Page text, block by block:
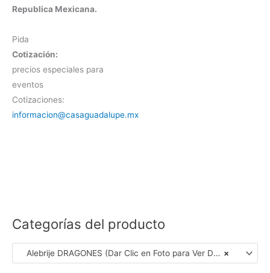
Republica Mexicana.
Pida
Cotización:
precios especiales para
eventos
Cotizaciones:
informacion@casaguadalupe.mx
Categorías del producto
×
Alebrije DRAGONES (Dar Clic en Foto para Ver Detalles)